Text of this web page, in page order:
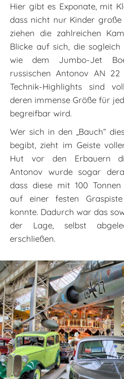
Hier gibt es Exponate, mit
dass nicht nur Kinder große
ziehen die zahlreichen
Blicke auf sich, die sogleich
wie dem Jumbo-Jet
russischen Antonov AN 22
Technik-Highlights sind
deren immense Größe für
begreifbar wird.
Wer sich in den „Bauch“
begibt, zieht im Geiste
Hut vor den Erbauern
Antonov wurde sogar
dass diese mit 100
auf einer festen
konnte. Dadurch war das
der Lage, selbst
erschließen.